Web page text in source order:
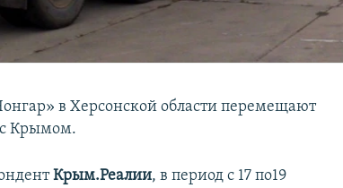
в Херсонской области перемещают
Крымом.
Крым.Реалии, в период с 17 по19